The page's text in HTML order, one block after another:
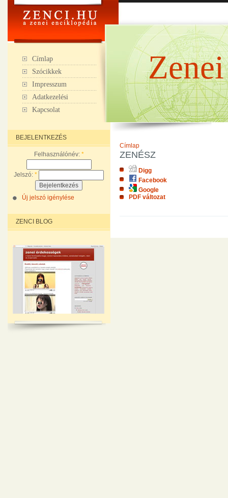
Címlap
Szócikkek
Impresszum
Adatkezelési
Kapcsolat
BEJELENTKEZÉS
Felhasználónév: *
Jelszó: *
Új jelszó igénylése
ZENCI BLOG
Címlap
ZENÉSZ
Digg
Facebook
Google
PDF változat